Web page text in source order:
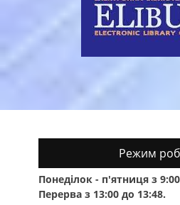
Режим
Понеділок - п'ятниця з
Перерва з 13:00 до 13:48.